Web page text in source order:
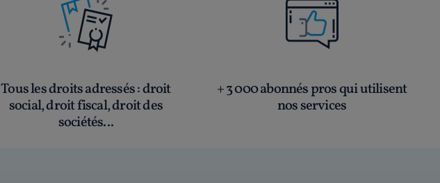
Tous les droits adressés: droit
social, droit fiscal, droit des
sociétés...
+ 3 000 abonnés pros qui utilisent
nos services